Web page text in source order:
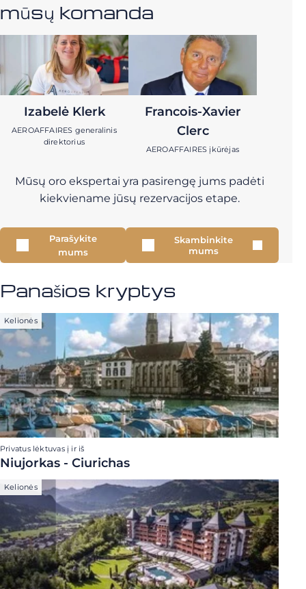
mūsų komanda
Izabelė Klerk
AEROAFFAIRES generalinis
direktorius
Francois-Xavier
Clerc
AEROAFFAIRES įkūrėjas
Mūsų oro ekspertai yra pasirengę jums padėti
kiekviename jūsų rezervacijos etape.
Parašykite
mums
Skambinkite
mums
Panašios kryptys
Kelionės
Privatus lėktuvas į ir iš
Niujorkas - Ciurichas
Kelionės